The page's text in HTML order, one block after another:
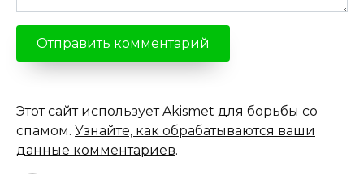
Этот сайт использует Akismet для борьбы со
спамом. Узнайте, как обрабатываются ваши
данные комментариев.